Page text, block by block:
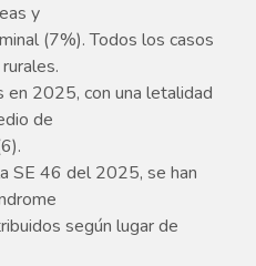
y
(7%). Todos los casos
en 2025, con una letalidad
de
SE 46 del 2025, se han
según lugar de